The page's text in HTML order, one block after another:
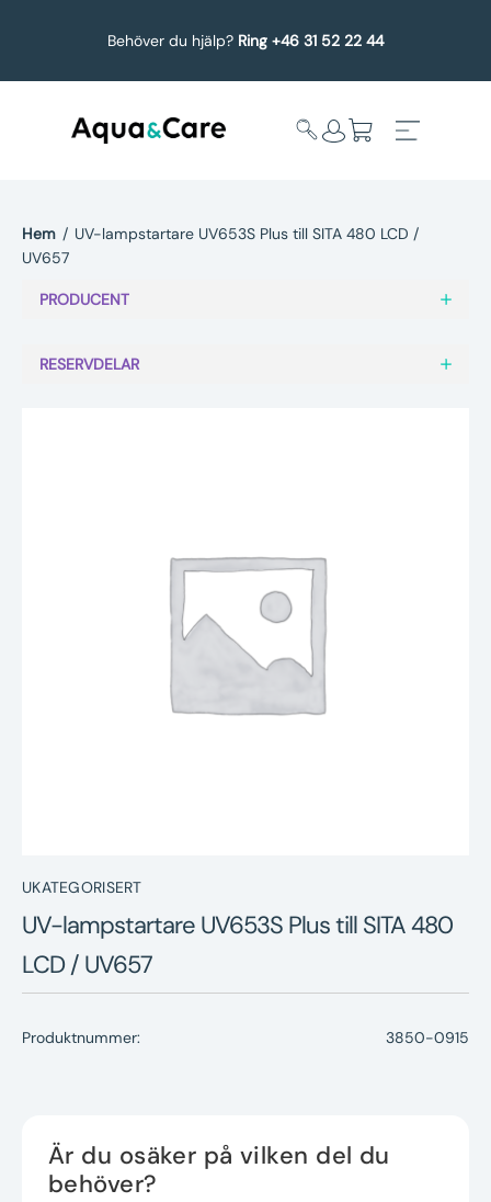
Behöver du hjälp? Ring +46 31 52 22 44
Underhållstips
Kontakt
Hem / UV-lampstartare UV653S Plus till SITA 480 LCD /
UV657
PRODUCENT
RESERVDELAR
UKATEGORISERT
UV-lampstartare UV653S Plus till SITA 480
LCD / UV657
Produktnummer: 3850-0915
Är du osäker på vilken del du
behöver?